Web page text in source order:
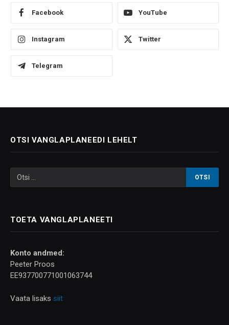
Facebook YouTube
Instagram Twitter
Telegram
OTSI VANGLAPLANEEDI LEHELT
TOETA VANGLAPLANEETI
Konto andmed:
Peeter Proos
EE937700771001063744
Vaata lisaks siit